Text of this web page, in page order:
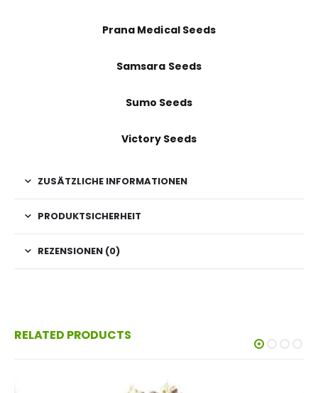
Prana Medical Seeds
Samsara Seeds
Sumo Seeds
Victory Seeds
ZUSÄTZLICHE INFORMATIONEN
PRODUKTSICHERHEIT
REZENSIONEN (0)
RELATED PRODUCTS